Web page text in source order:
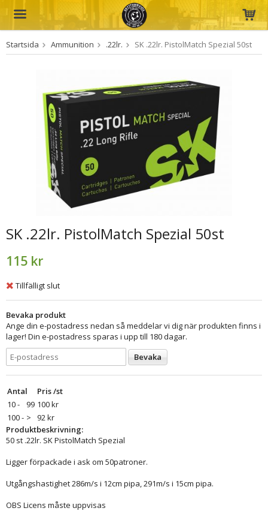
Produkten har blivit tillagd i varukorgen
Startsida Ammunition .22lr. SK .22lr. PistolMatch Spezial 50st
SK .22lr. PistolMatch Spezial 50st
115 kr
Tillfälligt slut
Bevaka produkt
Ange din e-postadress nedan så meddelar vi dig när produkten finns i
lager! Din e-postadress sparas i upp till 180 dagar.
Bevaka
Antal
Pris /st
10 -
99 100 kr
100 - >
92 kr
Produktbeskrivning:
50 st .22lr. SK PistolMatch Spezial
Ligger förpackade i ask om 50patroner.
Utgångshastighet 286m/s i 12cm pipa, 291m/s i 15cm pipa.
OBS Licens måste uppvisas